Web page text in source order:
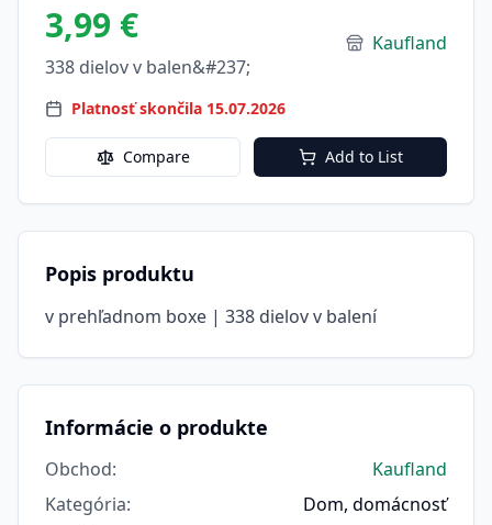
3,99 €
338 dielov v balen&#237;
Kaufland
Platnosť skončila 15.07.2026
Compare Add to List
Popis produktu
v prehľadnom boxe | 338 dielov v balení
Informácie o produkte
Obchod:
Kaufland
Kategória:
Dom, domácnosť